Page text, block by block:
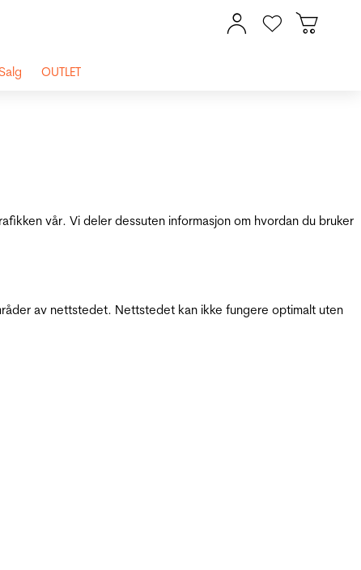
vår. Vi deler dessuten informasjon om hvordan du bruker
av nettstedet. Nettstedet kan ikke fungere optimalt uten
OUTLET